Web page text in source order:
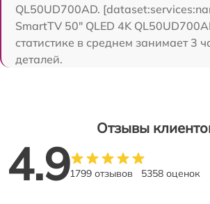
QL50UD700AD.
SmartTV 50" QLED 4K
статистике в среднем занимает 3
деталей.
Отзывы
4.91799 отзывов 5358 оценок